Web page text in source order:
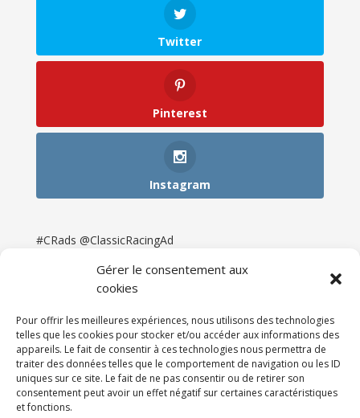
Gérer le consentement aux
cookies
Pour offrir les meilleures expériences, nous utilisons des technologies
telles que les cookies pour stocker et/ou accéder aux informations des
appareils. Le fait de consentir à ces technologies nous permettra de
traiter des données telles que le comportement de navigation ou les ID
uniques sur ce site. Le fait de ne pas consentir ou de retirer son
consentement peut avoir un effet négatif sur certaines caractéristiques
et fonctions.
Twitter
Pinterest
Instagram
#CRads @ClassicRacingAd